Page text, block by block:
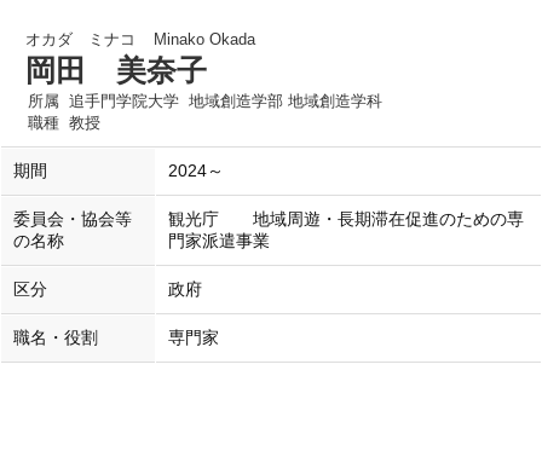
オカダ ミナコ Minako Okada
岡田 美奈子
所属 追手門学院大学 地域創造学部 地域創造学科
職種 教授
期間 2024～
委員会・協会等
の名称
観光庁 地域周遊・長期滞在促進のための専
門家派遣事業
区分 政府
職名・役割 専門家